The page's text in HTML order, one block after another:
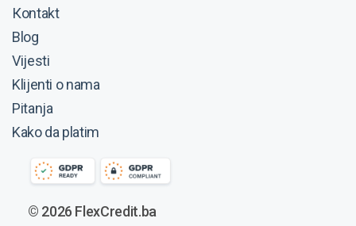
Кontakt
Blog
Vijesti
Klijenti o nama
Pitanja
Kako da platim
© 2026 FlexCredit.ba